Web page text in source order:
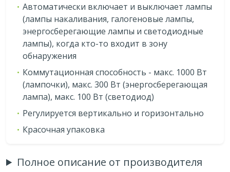
Автоматически включает и выключает лампы
(лампы накаливания, галогеновые лампы,
энергосберегающие лампы и светодиодные
лампы), когда кто-то входит в зону
обнаружения
Коммутационная способность - макс. 1000 Вт
(лампочки), макс. 300 Вт (энергосберегающая
лампа), макс. 100 Вт (светодиод)
Регулируется вертикально и горизонтально
Красочная упаковка
Полное описание от производителя